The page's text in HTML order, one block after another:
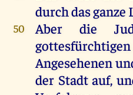
durchdasganze
50 Aber die
gottesfürchtigen
Angesehenen
der Stadt auf,